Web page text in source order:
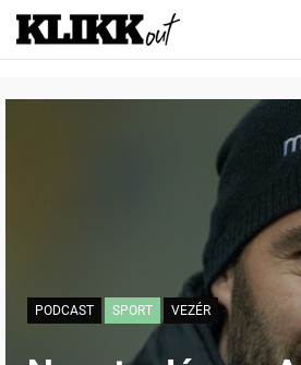
PODCAST SPORT VEZÉR